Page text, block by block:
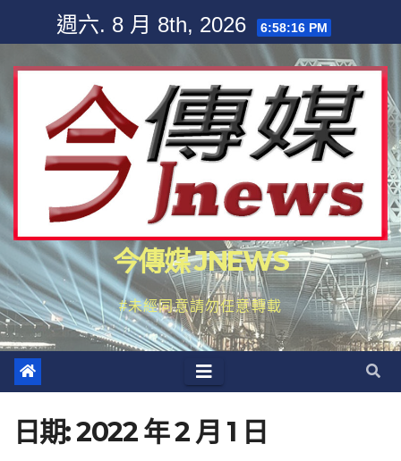
content
週六. 8 月 8th, 2026 6:58:17 PM
今傳媒 JNEWS
#未經同意請勿任意轉載
日期:2022 年 2 月 1 日